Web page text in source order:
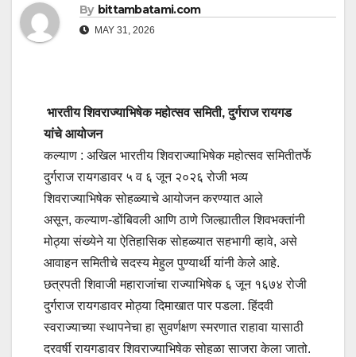
By bittambatami.com
MAY 31, 2026
भारतीय शिवराज्याभिषेक महोत्सव समिती, दुर्गराज रायगड
यांचे आयोजन
कल्याण : अखिल भारतीय शिवराज्याभिषेक महोत्सव समितीतर्फे
दुर्गराज रायगडावर ५ व ६ जून २०२६ रोजी भव्य
शिवराज्याभिषेक सोहळ्याचे आयोजन करण्यात आले
असून, कल्याण-डोंबिवली आणि ठाणे जिल्ह्यातील शिवभक्तांनी
मोठ्या संख्येने या ऐतिहासिक सोहळ्यात सहभागी व्हावे, असे
आवाहन समितीचे सदस्य मेहुल पुण्यार्थी यांनी केले आहे.
छत्रपती शिवाजी महाराजांचा राज्याभिषेक ६ जून १६७४ रोजी
दुर्गराज रायगडावर मोठ्या दिमाखात पार पडला. हिंदवी
स्वराज्याच्या स्थापनेचा हा सुवर्णक्षण स्मरणात राहावा यासाठी
दरवर्षी रायगडावर शिवराज्याभिषेक सोहळा साजरा केला जातो.